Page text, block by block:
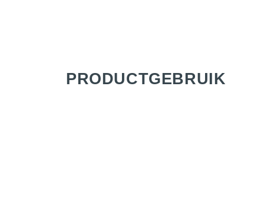
PRODUCTGEBRUIK